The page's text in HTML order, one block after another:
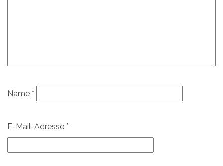
Name *
E-Mail-Adresse *